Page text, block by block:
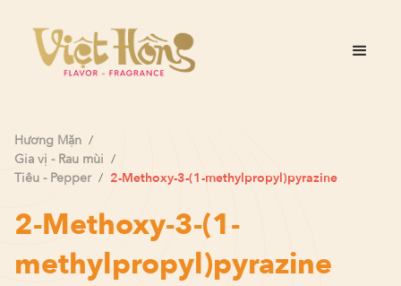
Hương Mặn /
Gia vị - Rau mùi /
Tiêu - Pepper / 2-Methoxy-3-(1-methylpropyl)pyrazine
2-Methoxy-3-(1-
methylpropyl)pyrazine